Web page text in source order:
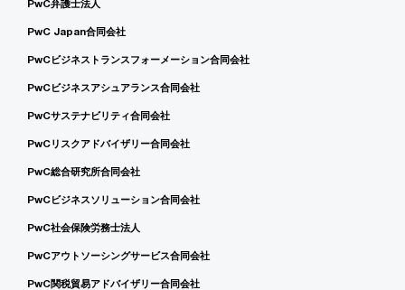
PwC弁護士法人
PwC Japan合同会社
PwCビジネストランスフォーメーション合同会社
PwCビジネスアシュアランス合同会社
PwCサステナビリティ合同会社
PwCリスクアドバイザリー合同会社
PwC総合研究所合同会社
PwCビジネスソリューション合同会社
PwC社会保険労務士法人
PwCアウトソーシングサービス合同会社
PwC関税貿易アドバイザリー合同会社